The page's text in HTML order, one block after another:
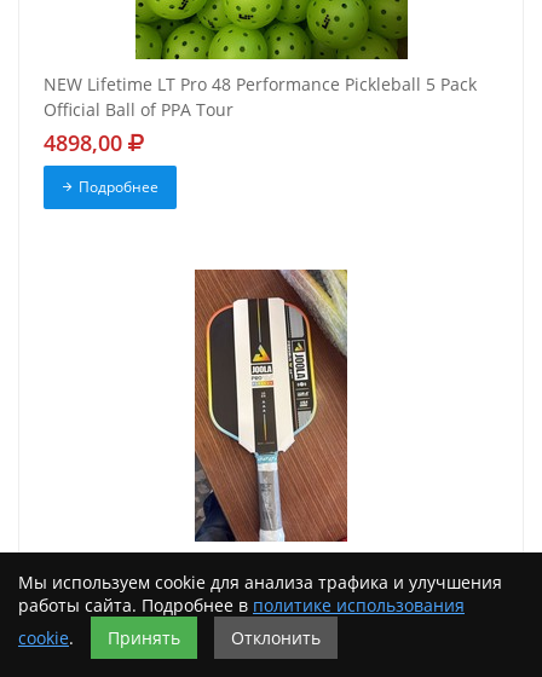
NEW Lifetime LT Pro 48 Performance Pickleball 5 Pack
Official Ball of PPA Tour
4898,00
Подробнее
Edition Summer Daze New
9924,00
Мы используем cookie для анализа трафика и улучшения
работы сайта. Подробнее в политике использования
cookie. Принять Отклонить